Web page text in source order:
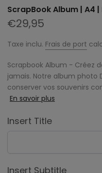
ScrapBook Album | A4
€29,95
Taxe inclu. Frais de port
Scrapbook Album - Créez
jamais. Notre album photo
conserver vos souvenirs
En savoir plus
Insert Title
Insert Subtitle